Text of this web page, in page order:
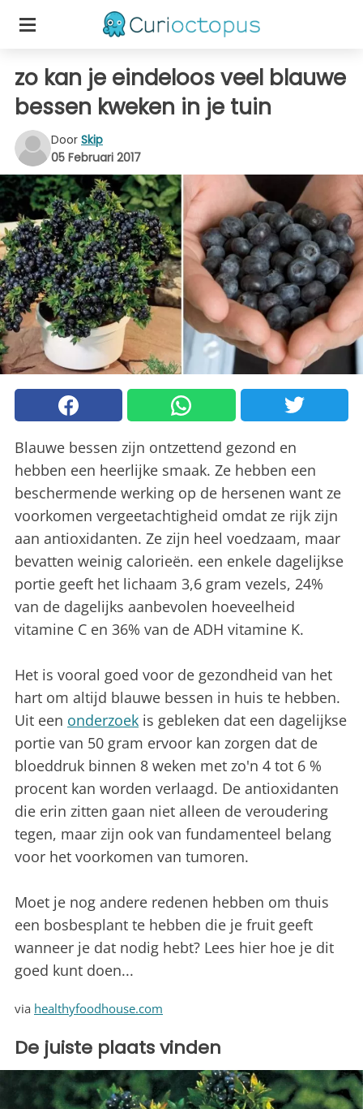
zo kan je eindeloos veel blauwe
bessen kweken in je tuin
Door Skip
05 Februari 2017
Blauwe bessen zijn ontzettend gezond en
hebben een heerlijke smaak. Ze hebben een
beschermende werking op de hersenen want ze
voorkomen vergeetachtigheid omdat ze rijk zijn
aan antioxidanten. Ze zijn heel voedzaam, maar
bevatten weinig calorieën. een enkele dagelijkse
portie geeft het lichaam 3,6 gram vezels, 24%
van de dagelijks aanbevolen hoeveelheid
vitamine C en 36% van de ADH vitamine K.
Het is vooral goed voor de gezondheid van het
hart om altijd blauwe bessen in huis te hebben.
Uit een onderzoek is gebleken dat een dagelijkse
portie van 50 gram ervoor kan zorgen dat de
bloeddruk binnen 8 weken met zo'n 4 tot 6 %
procent kan worden verlaagd. De antioxidanten
die erin zitten gaan niet alleen de veroudering
tegen, maar zijn ook van fundamenteel belang
voor het voorkomen van tumoren.
Moet je nog andere redenen hebben om thuis
een bosbesplant te hebben die je fruit geeft
wanneer je dat nodig hebt? Lees hier hoe je dit
goed kunt doen...
via healthyfoodhouse.com
De juiste plaats vinden